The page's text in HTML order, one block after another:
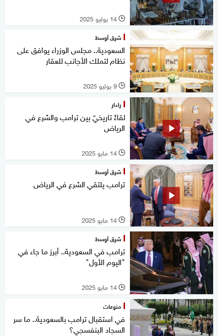
l 14 يوليو 2025
شرق أوسط
السعودية.. مجلس الوزراء يوافق على
نظام لتملك الأجانب للعقار
l 9 يوليو 2025
رادار
لقاءٌ تاريخيّ بين ترامب والشرع في
الرياض
l 14 مايو 2025
شرق أوسط
ترامب يلتقي الشرع في الرياض
l 14 مايو 2025
شرق أوسط
ترامب في السعودية.. أبرز ما جاء في
"اليوم الأول"
l 14 مايو 2025
منوعات
في استقبال ترامب بالسعودية.. ما سر
السجاد البنفسجي؟